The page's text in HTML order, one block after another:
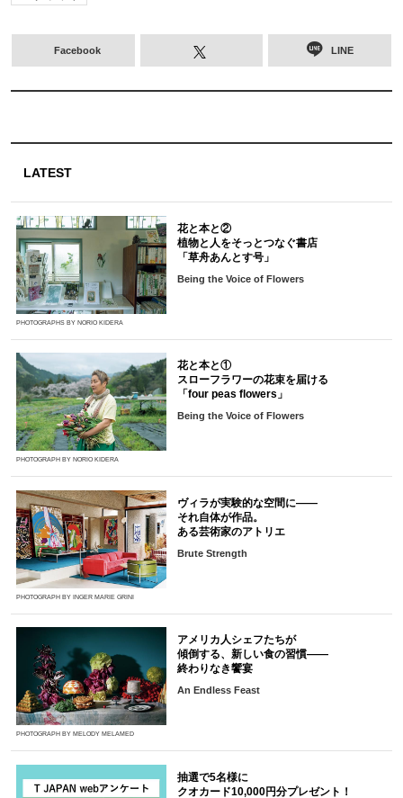
Facebook LINE
LATEST
PHOTOGRAPHS BY NORIO KIDERA
花と本と②
植物と人をそっとつなぐ書店
「草舟あんとす号」
Being the Voice of Flowers
PHOTOGRAPH BY NORIO KIDERA
花と本と①
スローフラワーの花束を届ける
「four peas flowers」
Being the Voice of Flowers
PHOTOGRAPH BY INGER MARIE GRINI
ヴィラが実験的な空間に――
それ自体が作品。
ある芸術家のアトリエ
Brute Strength
PHOTOGRAPH BY MELODY MELAMED
アメリカ人シェフたちが
傾倒する、新しい食の習慣――
終わりなき饗宴
An Endless Feast
抽選で5名様に
クオカード10,000円分プレゼント！